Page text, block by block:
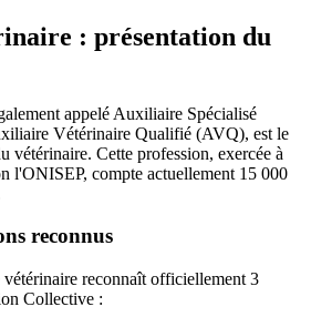
: présentation du
appelé Auxiliaire Spécialisé
Vétérinaire Qualifié (AVQ), est le
vétérinaire. Cette profession, exercée à
l'ONISEP, compte actuellement 15 000
reconnus
reconnaît officiellement 3
Collective :